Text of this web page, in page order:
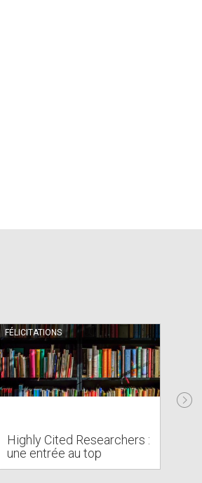
FÉLICITATIONS
Highly Cited Researchers :
une entrée au top